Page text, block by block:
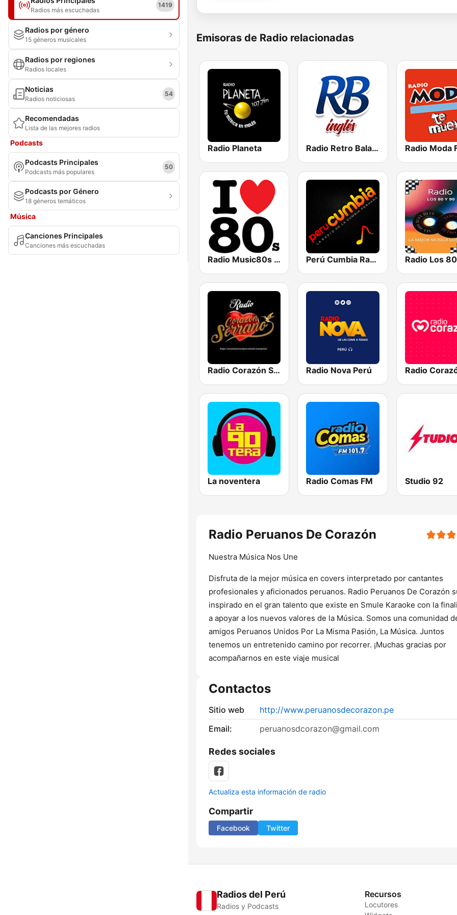
Radios más escuchadas
1419
Radios por género
15 géneros musicales
Radios por regiones
Radios locales
Noticias
Radios noticiosas
54
Recomendadas
Lista de las mejores radios
Podcasts
Podcasts Principales
Podcasts más populares
50
Podcasts por Género
18 géneros temáticos
Música
Canciones Principales
Canciones más escuchadas
Emisoras de Radio relacionadas
Radio Planeta Radio Retro Baladas en Inglés
Radio Music80s Stereo Perú Cumbia Radio Radio Los
Radio Corazón Serrano Radio Nova Perú Radio
La noventera Radio Comas FM Studio 92
Radio Peruanos De Corazón
Nuestra Música Nos Une
Disfruta de la mejor música en covers interpretado por cantantes
profesionales y aficionados peruanos. Radio Peruanos De Corazón
inspirado en el gran talento que existe en Smule Karaoke con la
a apoyar a los nuevos valores de la Música. Somos una comunidad
amigos Peruanos Unidos Por La Misma Pasión, La Música. Juntos
tenemos un entretenido camino por recorrer. ¡Muchas gracias por
acompañarnos en este viaje musical
Contactos
Sitio web
http://www.peruanosdecorazon.pe
Email:
peruanosdcorazon@gmail.com
Redes sociales
Actualiza esta información de radio
Compartir
Facebook Twitter
Radios del Perú
Radios y Podcasts
Recursos
Locutores